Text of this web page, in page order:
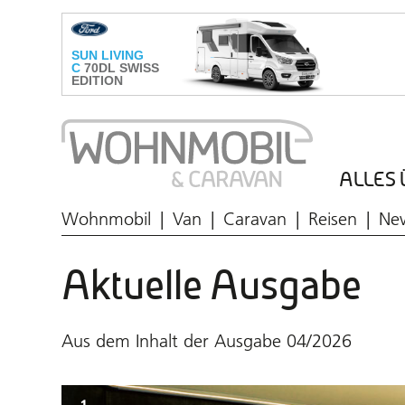
ALLES
Wohnmobil Van Caravan Reisen
Aktuelle Ausgabe
Aus dem Inhalt der Ausgabe 04/2026